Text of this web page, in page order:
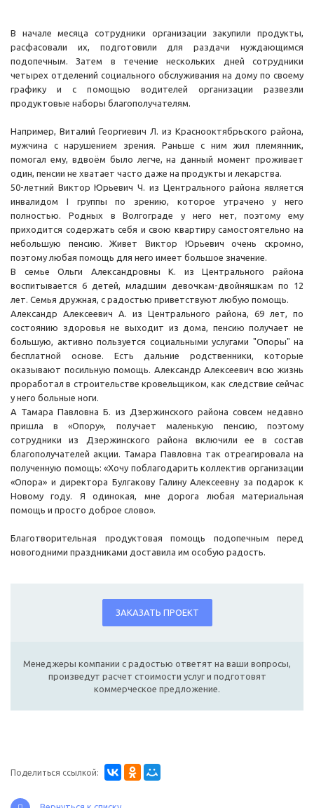
В начале месяца сотрудники организации закупили продукты,
расфасовали их, подготовили для раздачи нуждающимся
подопечным. Затем в течение нескольких дней сотрудники
четырех отделений социального обслуживания на дому по своему
графику и с помощью водителей организации развезли
продуктовые наборы благополучателям.
Например, Виталий Георгиевич Л. из Краснооктябрьского района,
мужчина с нарушением зрения. Раньше с ним жил племянник,
помогал ему, вдвоём было легче, на данный момент проживает
один, пенсии не хватает часто даже на продукты и лекарства.
50-летний Виктор Юрьевич Ч. из Центрального района является
инвалидом I группы по зрению, которое утрачено у него
полностью. Родных в Волгограде у него нет, поэтому ему
приходится содержать себя и свою квартиру самостоятельно на
небольшую пенсию. Живет Виктор Юрьевич очень скромно,
поэтому любая помощь для него имеет большое значение.
В семье Ольги Александровны К. из Центрального района
воспитывается 6 детей, младшим девочкам-двойняшкам по 12
лет. Семья дружная, с радостью приветствуют любую помощь.
Александр Алексеевич А. из Центрального района, 69 лет, по
состоянию здоровья не выходит из дома, пенсию получает не
большую, активно пользуется социальными услугами "Опоры" на
бесплатной основе. Есть дальние родственники, которые
оказывают посильную помощь. Александр Алексеевич всю жизнь
проработал в строительстве кровельщиком, как следствие сейчас
у него больные ноги.
А Тамара Павловна Б. из Дзержинского района совсем недавно
пришла в «Опору», получает маленькую пенсию, поэтому
сотрудники из Дзержинского района включили ее в состав
благополучателей акции. Тамара Павловна так отреагировала на
полученную помощь: «Хочу поблагодарить коллектив организации
«Опора» и директора Булгакову Галину Алексеевну за подарок к
Новому году. Я одинокая, мне дорога любая материальная
помощь и просто доброе слово».
Благотворительная продуктовая помощь подопечным перед
новогодними праздниками доставила им особую радость.
ЗАКАЗАТЬ ПРОЕКТ
Менеджеры компании с радостью ответят на ваши вопросы,
произведут расчет стоимости услуг и подготовят
коммерческое предложение.
Поделиться ссылкой: